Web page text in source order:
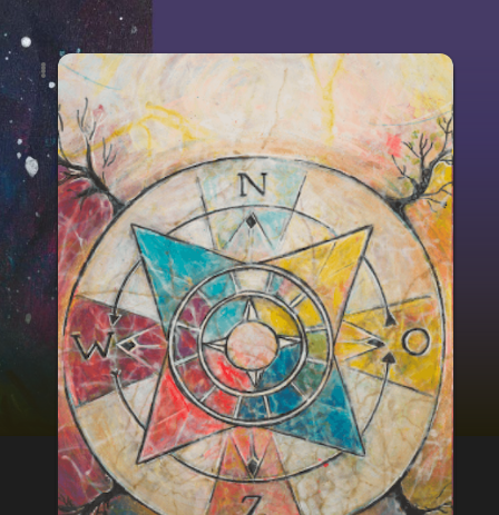
zodat je steeds meer het goddelijke licht erdoor kunt zien
Samen te werken met je bondgenoten en eeuwenoude
Trek een kaartje en ontdek wat het Levenswiel jou wil
Wat is er nodig voor jou volgende grote stap?